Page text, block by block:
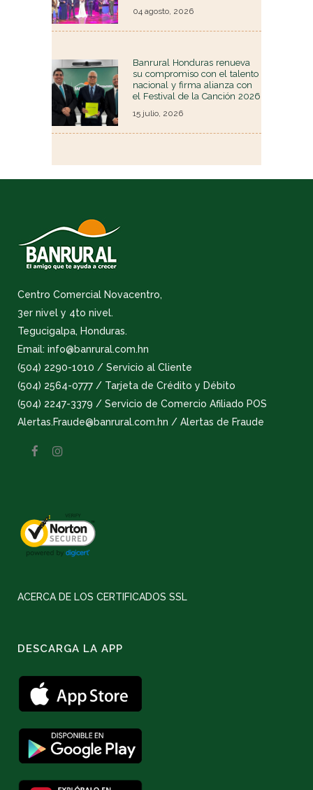
04 agosto, 2026
Banrural Honduras renueva
su compromiso con el talento
nacional y firma alianza con
el Festival de la Canción 2026
15 julio, 2026
Centro Comercial Novacentro,
3er nivel y 4to nivel.
Tegucigalpa, Honduras.
Email: info@banrural.com.hn
(504) 2290-1010 / Servicio al Cliente
(504) 2564-0777 / Tarjeta de Crédito y Débito
(504) 2247-3379 / Servicio de Comercio Afiliado POS
Alertas.Fraude@banrural.com.hn / Alertas de Fraude
ACERCA DE LOS CERTIFICADOS SSL
DESCARGA LA APP